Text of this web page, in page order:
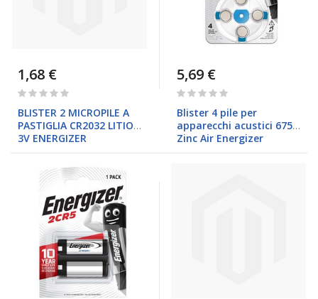
1,68 €
Rating:
BLISTER 2 MICROPILE A
PASTIGLIA CR2032 LITIO
3V ENERGIZER
5,69 €
Rating:
Blister 4 pile per
apparecchi acustici 675
Zinc Air Energizer